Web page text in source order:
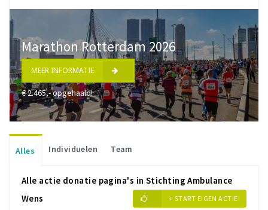
Marathon Rotterdam 2026
MEER INFORMATIE
€ 2.465,- opgehaald!
Alles Individuelen Team
Alle actie donatie pagina's in Stichting Ambulance
Wens
+ START EIGEN ACTIE!